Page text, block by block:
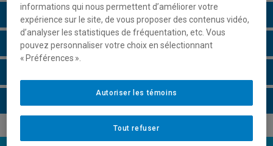
Description du cours
Horaire - Été 2026
informations qui nous permettent d’améliorer votre
expérience sur le site, de vous proposer des contenus vidéo,
d’analyser les statistiques de fréquentation, etc. Vous
pouvez personnaliser votre choix en sélectionnant
« Préférences ».
Tout refuser
Autoriser les témoins